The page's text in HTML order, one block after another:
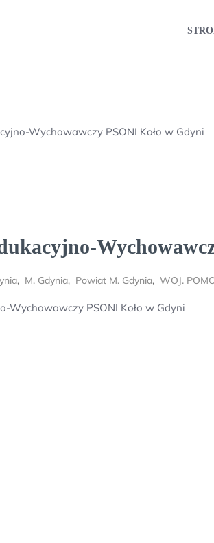
Wychowawczy PSONI Koło w Gdyni
, M. Gdynia, Powiat M. Gdynia, WOJ.
Wychowawczy PSONI Koło w Gdyni